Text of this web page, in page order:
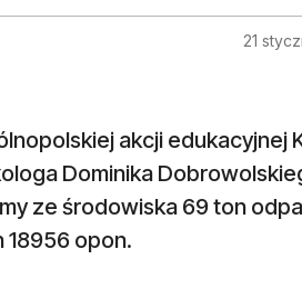
21
akcji edukacyjnej
Dominika
ze środowiska 69 ton
18956 opon.